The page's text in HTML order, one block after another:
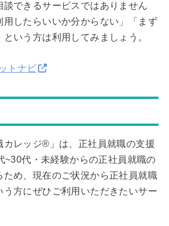
できるサービスではありません
用したらいいか分からない」「まず
いう方は利用してみましょう。
トナビ
カレッジ®」は、正社員就職の支援
~30代・未経験からの正社員就職の
ため、現在のご状況から正社員就職
う方にぜひご利用いただきたいサー